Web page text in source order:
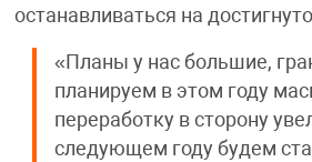
останавливаться на
«Планы у нас большие,
планируем в этом году
переработку в сторону
следующем году будем